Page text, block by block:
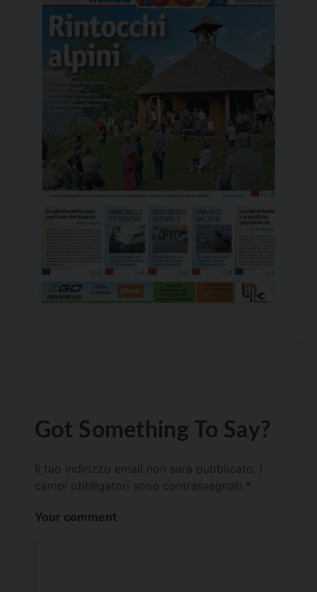
Got Something To Say?
Il tuo indirizzo email non sarà pubblicato.
campi obbligatori sono contrassegnati *
Your comment